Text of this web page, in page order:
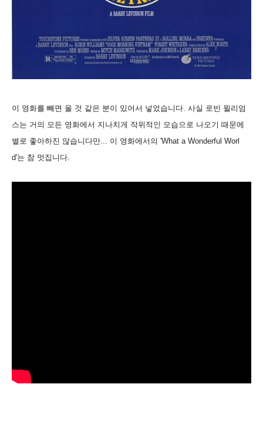
이 영화를 빼면 울 것 같은 분이 있어서 넣었습니다. 사실 로빈 윌리엄
스는 거의 모든 영화에서 지나치게 작위적인 모습으로 나오기 때문에
별로 좋아하진 않습니다만... 이 영화에서의 'What a Wonderful Worl
d'는 참 멋집니다.